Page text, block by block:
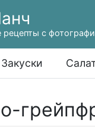
рецепты с
Закуски